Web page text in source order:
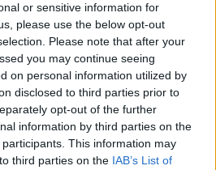
or sensitive information for
please use the below opt-out
Please note that after your
you may continue seeing
on personal information utilized by
disclosed to third parties prior to
opt-out of the further
information by third parties on the
participants. This information may
third parties on the IAB’s List of